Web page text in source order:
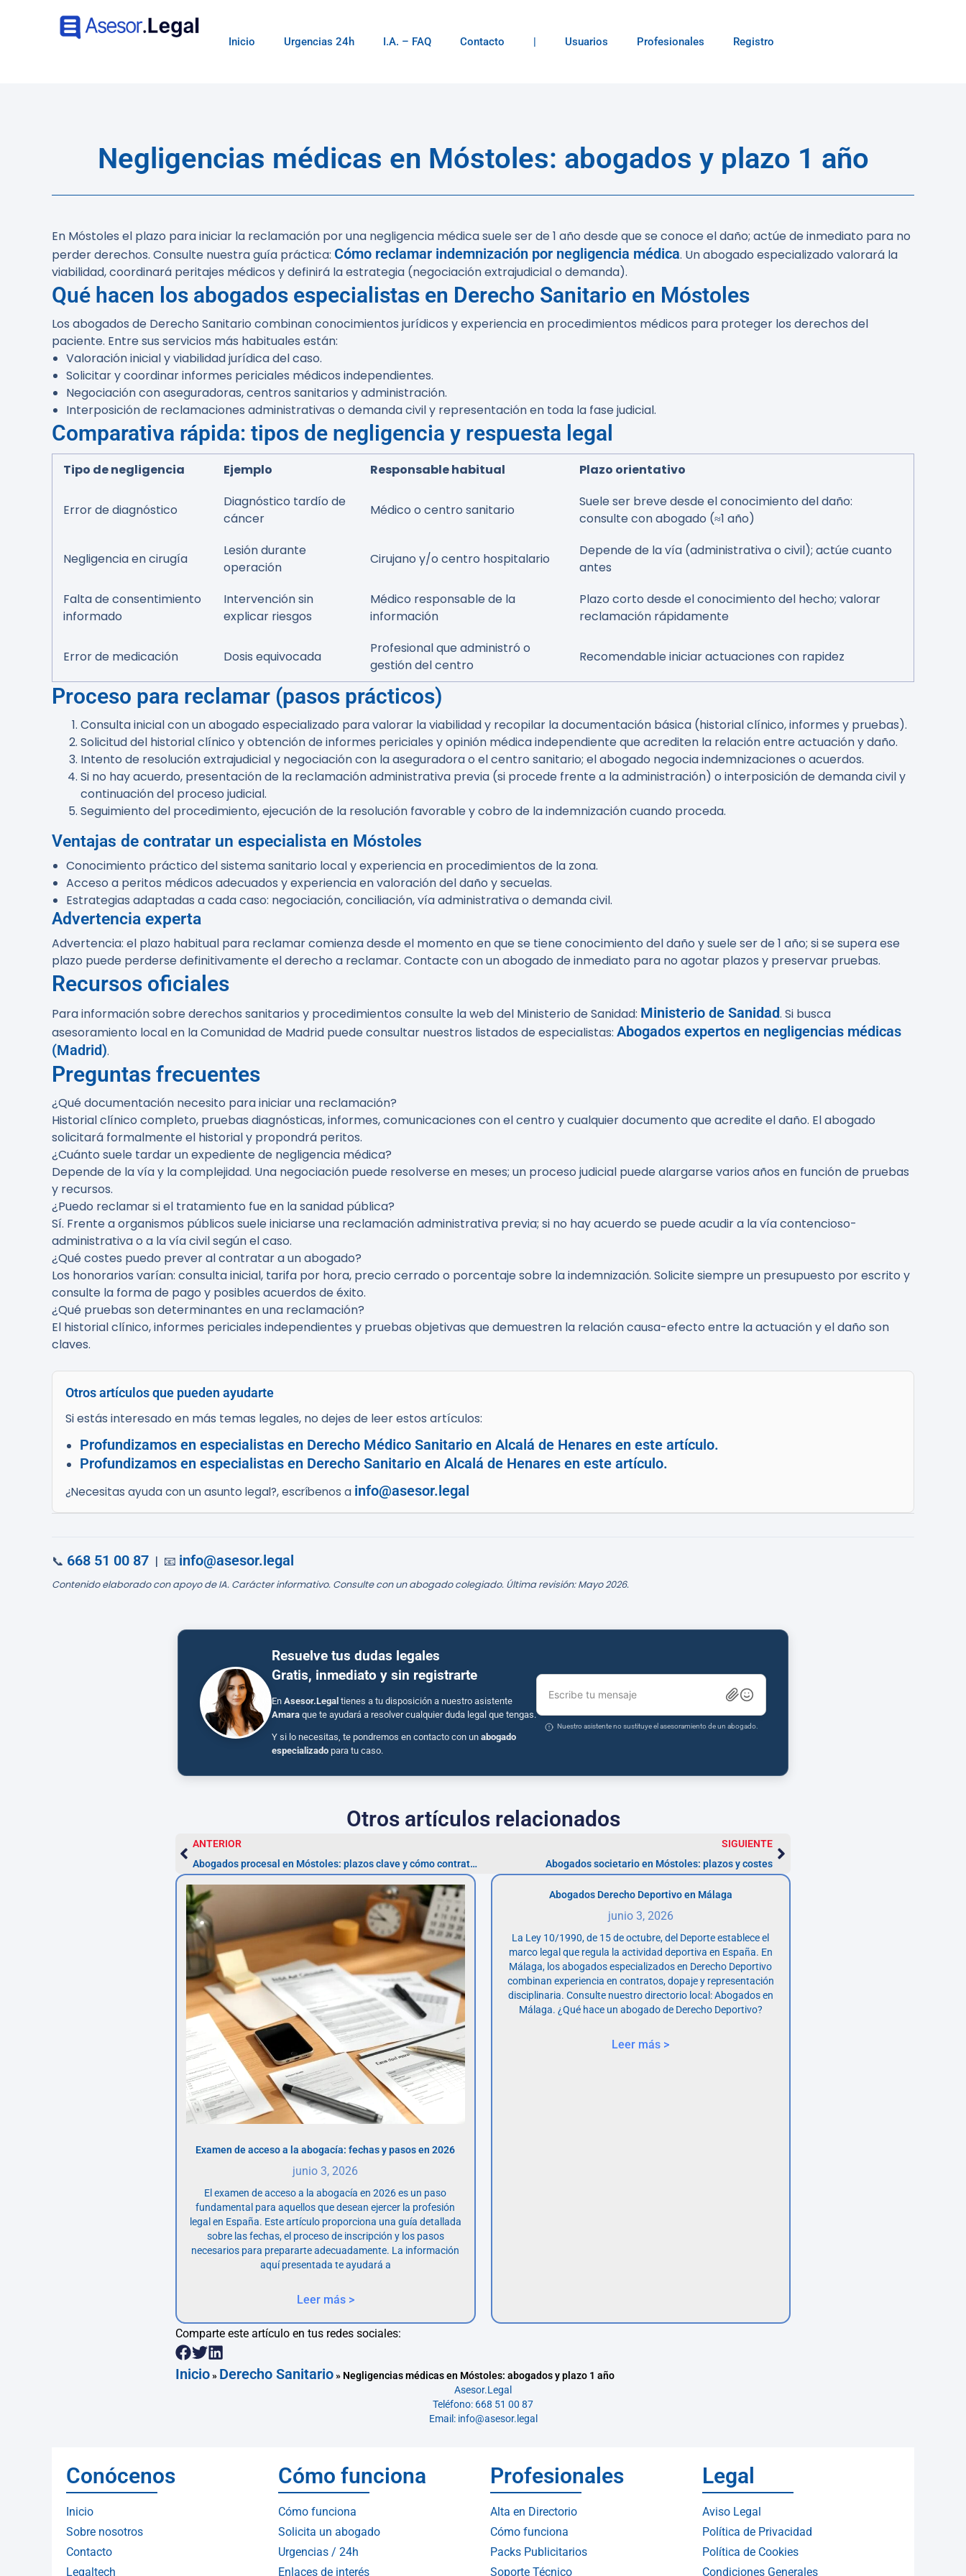
Inicio Urgencias 24h I.A. – FAQ Contacto | Usuarios Profesionales Registro
Negligencias médicas en Móstoles: abogados y plazo 1 año
En Móstoles el plazo para iniciar la reclamación por una negligencia médica suele ser de 1 año desde que se conoce el daño; actúe de inmediato para no
perder derechos. Consulte nuestra guía práctica: Cómo reclamar indemnización por negligencia médica. Un abogado especializado valorará la
viabilidad, coordinará peritajes médicos y definirá la estrategia (negociación extrajudicial o demanda).
Qué hacen los abogados especialistas en Derecho Sanitario en Móstoles
Los abogados de Derecho Sanitario combinan conocimientos jurídicos y experiencia en procedimientos médicos para proteger los derechos del
paciente. Entre sus servicios más habituales están:
Valoración inicial y viabilidad jurídica del caso.
Solicitar y coordinar informes periciales médicos independientes.
Negociación con aseguradoras, centros sanitarios y administración.
Interposición de reclamaciones administrativas o demanda civil y representación en toda la fase judicial.
Comparativa rápida: tipos de negligencia y respuesta legal
Tipo de negligencia Ejemplo Responsable habitual Plazo orientativo
Error de diagnóstico
Diagnóstico tardío de
cáncer
Médico o centro sanitario
Suele ser breve desde el conocimiento del daño:
consulte con abogado (≈1 año)
Negligencia en cirugía
Lesión durante
operación
Cirujano y/o centro hospitalario
Depende de la vía (administrativa o civil); actúe cuanto
antes
Falta de consentimiento
informado
Intervención sin
explicar riesgos
Médico responsable de la
información
Plazo corto desde el conocimiento del hecho; valorar
reclamación rápidamente
Error de medicación Dosis equivocada
Profesional que administró o
gestión del centro
Recomendable iniciar actuaciones con rapidez
Proceso para reclamar (pasos prácticos)
Consulta inicial con un abogado especializado para valorar la viabilidad y recopilar la documentación básica (historial clínico, informes y pruebas).
Solicitud del historial clínico y obtención de informes periciales y opinión médica independiente que acrediten la relación entre actuación y daño.
Intento de resolución extrajudicial y negociación con la aseguradora o el centro sanitario; el abogado negocia indemnizaciones o acuerdos.
Si no hay acuerdo, presentación de la reclamación administrativa previa (si procede frente a la administración) o interposición de demanda civil y
continuación del proceso judicial.
Seguimiento del procedimiento, ejecución de la resolución favorable y cobro de la indemnización cuando proceda.
Ventajas de contratar un especialista en Móstoles
Conocimiento práctico del sistema sanitario local y experiencia en procedimientos de la zona.
Acceso a peritos médicos adecuados y experiencia en valoración del daño y secuelas.
Estrategias adaptadas a cada caso: negociación, conciliación, vía administrativa o demanda civil.
Advertencia experta
Advertencia: el plazo habitual para reclamar comienza desde el momento en que se tiene conocimiento del daño y suele ser de 1 año; si se supera ese
plazo puede perderse definitivamente el derecho a reclamar. Contacte con un abogado de inmediato para no agotar plazos y preservar pruebas.
Recursos oficiales
Para información sobre derechos sanitarios y procedimientos consulte la web del Ministerio de Sanidad: Ministerio de Sanidad. Si busca
asesoramiento local en la Comunidad de Madrid puede consultar nuestros listados de especialistas: Abogados expertos en negligencias médicas
(Madrid).
Preguntas frecuentes
¿Qué documentación necesito para iniciar una reclamación?
Historial clínico completo, pruebas diagnósticas, informes, comunicaciones con el centro y cualquier documento que acredite el daño. El abogado
solicitará formalmente el historial y propondrá peritos.
¿Cuánto suele tardar un expediente de negligencia médica?
Depende de la vía y la complejidad. Una negociación puede resolverse en meses; un proceso judicial puede alargarse varios años en función de pruebas
y recursos.
¿Puedo reclamar si el tratamiento fue en la sanidad pública?
Sí. Frente a organismos públicos suele iniciarse una reclamación administrativa previa; si no hay acuerdo se puede acudir a la vía contencioso-
administrativa o a la vía civil según el caso.
¿Qué costes puedo prever al contratar a un abogado?
Los honorarios varían: consulta inicial, tarifa por hora, precio cerrado o porcentaje sobre la indemnización. Solicite siempre un presupuesto por escrito y
consulte la forma de pago y posibles acuerdos de éxito.
¿Qué pruebas son determinantes en una reclamación?
El historial clínico, informes periciales independientes y pruebas objetivas que demuestren la relación causa-efecto entre la actuación y el daño son
claves.
Otros artículos que pueden ayudarte
Si estás interesado en más temas legales, no dejes de leer estos artículos:
Profundizamos en especialistas en Derecho Médico Sanitario en Alcalá de Henares en este artículo.
Profundizamos en especialistas en Derecho Sanitario en Alcalá de Henares en este artículo.
¿Necesitas ayuda con un asunto legal?, escríbenos a info@asesor.legal
📞 668 51 00 87 | 📧 info@asesor.legal
Contenido elaborado con apoyo de IA. Carácter informativo. Consulte con un abogado colegiado. Última revisión: Mayo 2026.
Resuelve tus dudas legales
Gratis, inmediato y sin registrarte
En Asesor.Legal tienes a tu disposición a nuestro asistente
Amara que te ayudará a resolver cualquier duda legal que tengas.
Y si lo necesitas, te pondremos en contacto con un abogado
especializado para tu caso.
Escribe tu mensaje
Nuestro asistente no sustituye el asesoramiento de un abogado.
Otros artículos relacionados
ANTERIOR
Abogados procesal en Móstoles: plazos clave y cómo contratarlos
SIGUIENTE
Abogados societario en Móstoles: plazos y costes
Examen de acceso a la abogacía: fechas y pasos en 2026
junio 3, 2026
El examen de acceso a la abogacía en 2026 es un paso
fundamental para aquellos que desean ejercer la profesión
legal en España. Este artículo proporciona una guía detallada
sobre las fechas, el proceso de inscripción y los pasos
necesarios para prepararte adecuadamente. La información
aquí presentada te ayudará a
Leer más >
Abogados Derecho Deportivo en Málaga
junio 3, 2026
La Ley 10/1990, de 15 de octubre, del Deporte establece el
marco legal que regula la actividad deportiva en España. En
Málaga, los abogados especializados en Derecho Deportivo
combinan experiencia en contratos, dopaje y representación
disciplinaria. Consulte nuestro directorio local: Abogados en
Málaga. ¿Qué hace un abogado de Derecho Deportivo?
Leer más >
Comparte este artículo en tus redes sociales:
Inicio» Derecho Sanitario» Negligencias médicas en Móstoles: abogados y plazo 1 año
Asesor.Legal
Teléfono: 668 51 00 87
Email: info@asesor.legal
Conócenos
Inicio
Sobre nosotros
Contacto
Legaltech
Cómo funciona
Cómo funciona
Solicita un abogado
Urgencias / 24h
Enlaces de interés
Profesionales
Alta en Directorio
Cómo funciona
Packs Publicitarios
Soporte Técnico
Legal
Aviso Legal
Política de Privacidad
Política de Cookies
Condiciones Generales